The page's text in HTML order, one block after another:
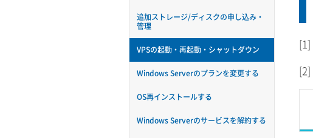
追加ストレージ/ディスクの申し込み・
管理
VPSの起動・再起動・シャットダウン
Windows Serverのプランを変更する
OS再インストールする
Windows Serverのサービスを解約する
[1]
[2]